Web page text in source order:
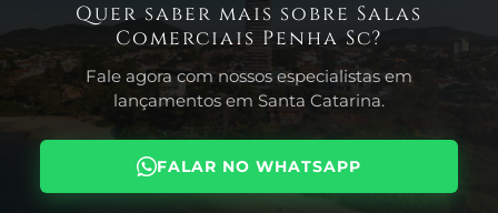
Quer saber mais sobre Salas
Comerciais Penha Sc?
Fale agora com nossos especialistas em
lançamentos em Santa Catarina.
FALAR NO WHATSAPP